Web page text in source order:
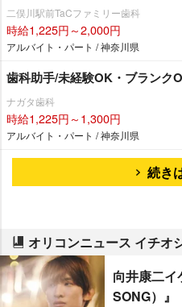
二俣川駅前TaCファミリー歯科
時給1,225円～2,000円
アルバイト・パート / 神奈川県
歯科助手/未経験OK・ブランク
ナガタ歯科
時給1,225円～1,300円
アルバイト・パート / 神奈川県
続き
オリコンニュース イチオ
向井康二
SONG）』